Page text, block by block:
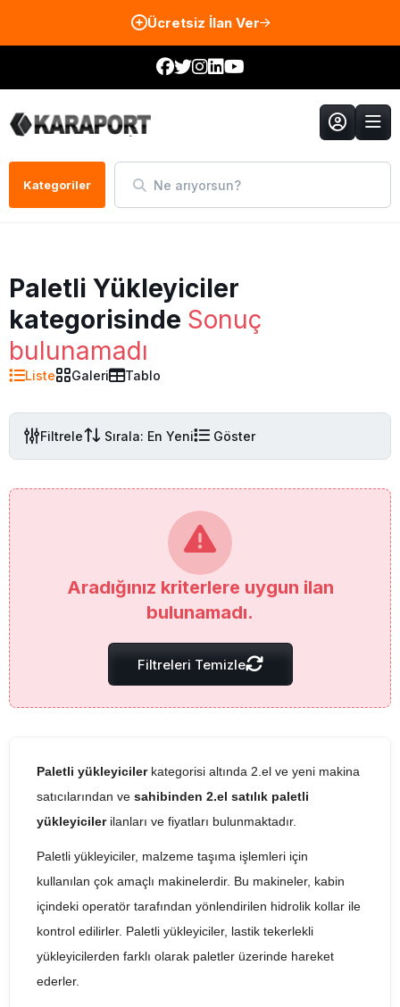
Ücretsiz İlan Ver
Kategoriler Ne arıyorsun?
Paletli Yükleyiciler
kategorisinde Sonuç
bulunamadı
Liste Galeri Tablo
Filtrele Sırala: En Yeni Göster
Aradığınız kriterlere uygun ilan
bulunamadı.
Filtreleri Temizle
Paletli yükleyicilerkategorisi altında 2.el ve yeni makina
satıcılarından ve sahibinden 2.el satılık paletli
yükleyicilerilanları ve fiyatları bulunmaktadır.
Paletli yükleyiciler, malzeme taşıma işlemleri için
kullanılan çok amaçlı makinelerdir. Bu makineler, kabin
içindeki operatör tarafından yönlendirilen hidrolik kollar ile
kontrol edilirler. Paletli yükleyiciler, lastik tekerlekli
yükleyicilerden farklı olarak paletler üzerinde hareket
ederler.